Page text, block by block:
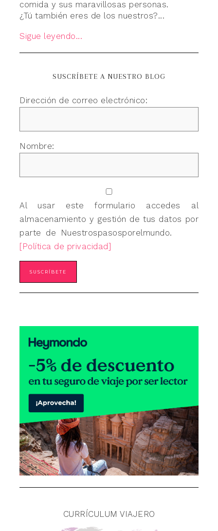
comida y sus maravillosas personas.
¿Tú también eres de los nuestros?...
Sigue leyendo...
SUSCRÍBETE A NUESTRO BLOG
Dirección de correo electrónico:
Nombre:
Al usar este formulario accedes al
almacenamiento y gestión de tus datos por
parte de Nuestrospasosporelmundo.
[Política de privacidad]
CURRÍCULUM VIAJERO